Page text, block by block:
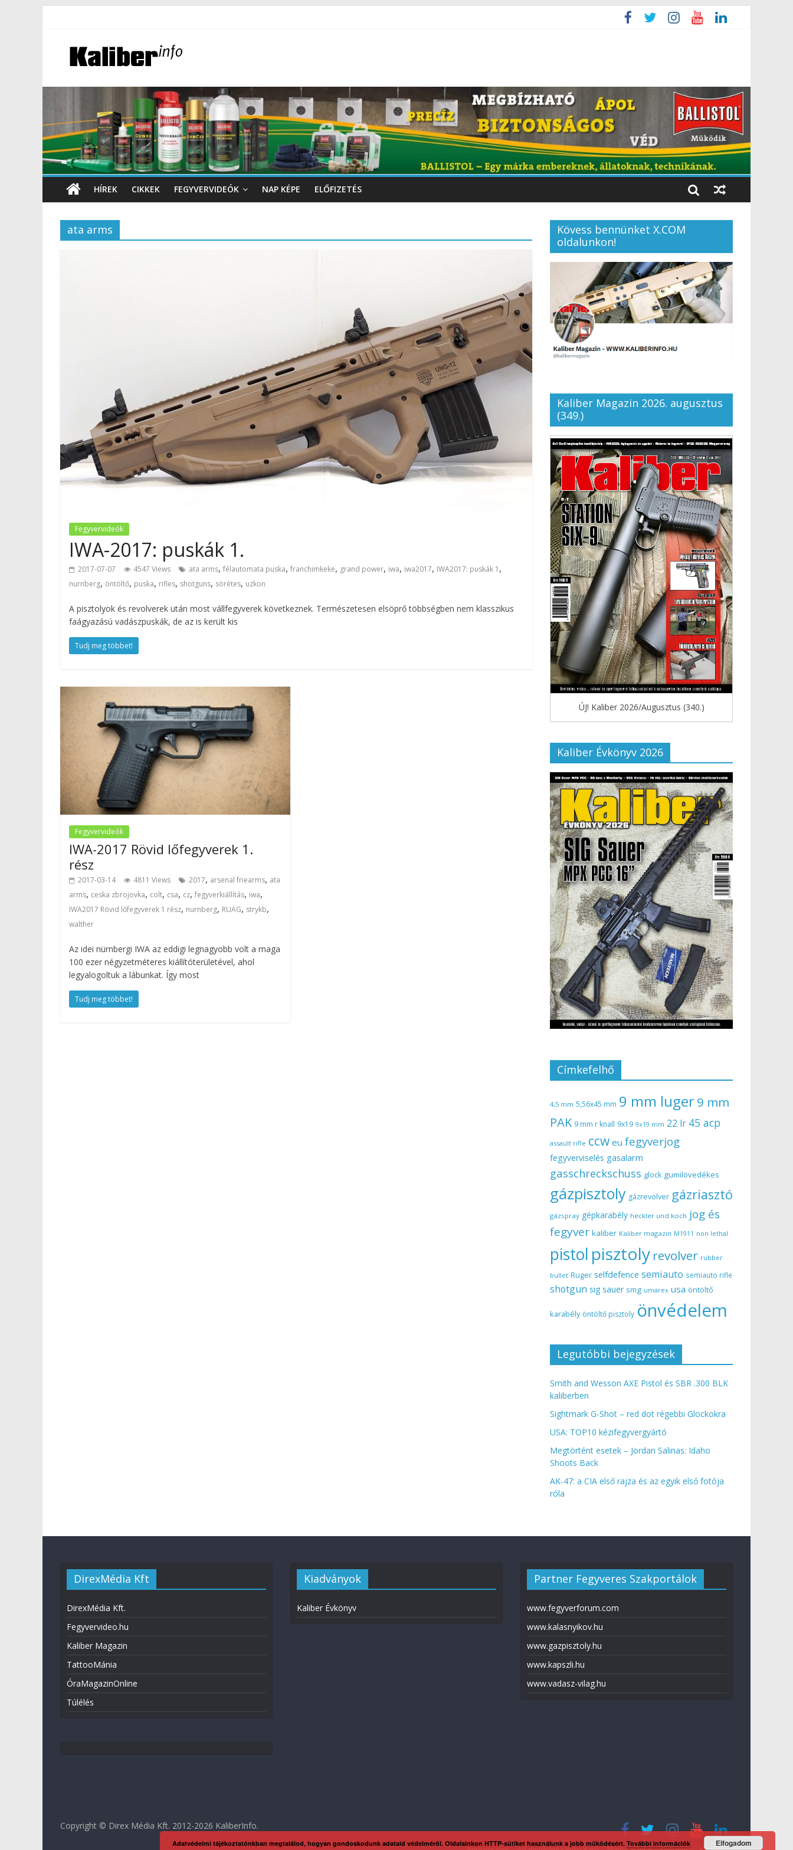
HÍREK CIKKEK FEGYVERVIDEÓK NAP KÉPE ELŐFIZETÉS
ata arms
Fegyvervideók
IWA-2017: puskák 1.
2017-07-07 4547 Views ata arms, félautomata puska, franchimkeke, grand power, iwa, iwa2017, IWA2017: puskák 1 ,
nurnberg, öntöltő, puska, rifles, shotguns, sörétes, uzkon
A pisztolyok és revolverek után most vállfegyverek következnek. Természetesen elsöprő többségben nem klasszikus
faágyazású vadászpuskák, de az is került kis
Tudj meg többet!
Fegyvervideók
IWA-2017 Rövid lőfegyverek 1.
rész
2017-03-14 4811 Views 2017, arsenal friearms, ata
arms, ceska zbrojovka, colt, csa, cz, fegyverkiállítás, iwa,
IWA2017 Rövid lőfegyverek 1 rész, nurnberg, RUAG, strykb,
walther
Az idei nürnbergi IWA az eddigi legnagyobb volt a maga
100 ezer négyzetméteres kiállítóterületével, ahol
legyalogoltuk a lábunkat. Így most
Tudj meg többet!
Kövess bennünket X.COM
oldalunkon!
Kaliber Magazin 2026. augusztus
(349.)
ÚJ! Kaliber 2026/Augusztus (340.)
Kaliber Évkönyv 2026
Címkefelhő
4,5 mm 5,56x45 mm 9 mm luger9 mm
PAK 9 mm r knall 9x19 9x19 mm 22 lr 45 acp
assault rifle ccw eu fegyverjog
fegyverviselés gasalarm
gasschreckschuss glock gumilövedékes
gázpisztoly gázrevolver gázriasztó
gázspray gépkarabély heckler und koch jog és
fegyver kaliber Kaliber magazin M1911 non lethal
pistol pisztoly revolver rubber
bullet Ruger selfdefence semiauto semiauto rifle
shotgun sig sauer smg umarex usa öntöltő
karabély öntöltő pisztoly önvédelem
Legutóbbi bejegyzések
Smith and Wesson AXE Pistol és SBR .300 BLK
kaliberben
Sightmark G-Shot – red dot régebbi Glockokra
USA: TOP10 kézifegyvergyártó
Megtörtént esetek – Jordan Salinas: Idaho
Shoots Back
AK-47: a CIA első rajza és az egyik első fotója
róla
DirexMédia Kft
DirexMédia Kft.
Fegyvervideo.hu
Kaliber Magazin
TattooMánia
ÓraMagazinOnline
Túlélés
Kiadványok
Kaliber Évkönyv
Partner Fegyveres Szakportálok
www.fegyverforum.com
www.kalasnyikov.hu
www.gazpisztoly.hu
www.kapszli.hu
www.vadasz-vilag.hu
Copyright © Direx Média Kft. 2012-2026 KaliberInfo.
Adatvédelmi tájékoztatónkban megtalálod, hogyan gondoskodunk adataid védelméről. Oldalainkon HTTP-sütiket használunk a jobb működésért. További információk Elfogadom